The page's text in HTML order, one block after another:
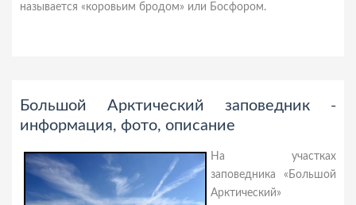
называется «коровьим бродом» или Босфором.
Большой Арктический заповедник -
информация, фото, описание
На участках
заповедника «Большой
Арктический»